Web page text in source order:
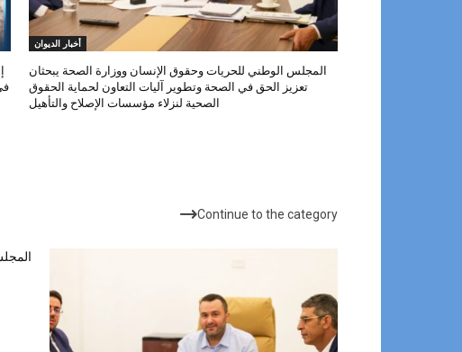
أخبار الديوان
المجلس الوطني للحريات وحقوق الإنسان ووزارة الصحة يبحثان
تعزيز الحق في الصحة وتطوير آليات التعاون لحماية الحقوق
الصحية لنزلاء مؤسسات الإصلاح والتأهيل
الأكثر شهرة
Continue to the category